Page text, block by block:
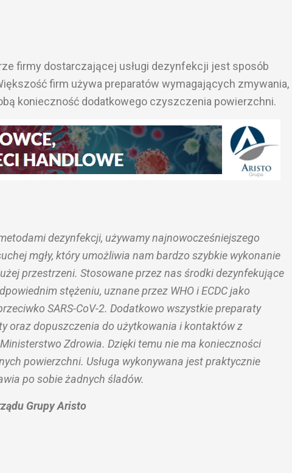
firmy dostarczającej usługi dezynfekcji jest sposób
firm używa preparatów wymagających zmywania,
konieczność dodatkowego czyszczenia powierzchni.
dezynfekcji, używamy najnowocześniejszego
mgły, który umożliwia nam bardzo szybkie wykonanie
przestrzeni. Stosowane przez nas środki dezynfekujące
stężeniu, uznane przez WHO i ECDC jako
SARS-CoV-2. Dodatkowo wszystkie preparaty
oraz dopuszczenia do użytkowania i kontaktów z
Zdrowia. Dzięki temu nie ma konieczności
powierzchni. Usługa wykonywana jest praktycznie
po sobie żadnych śladów.
Grupy Aristo